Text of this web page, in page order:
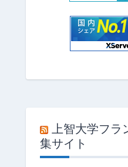
上智大学フ
集サイト